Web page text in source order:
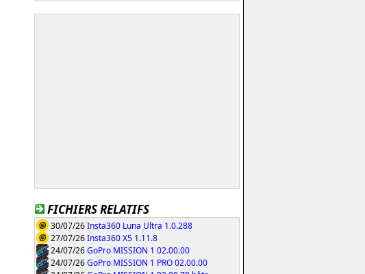
FICHIERS RELATIFS
30/07/26Insta360 Luna Ultra 1.0.288
27/07/26Insta360 X5 1.11.8
24/07/26GoPro MISSION 1 02.00.00
24/07/26GoPro MISSION 1 PRO 02.00.00